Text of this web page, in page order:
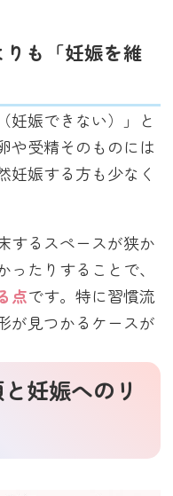
りも「妊娠を維
妊娠できない）」と
や受精そのものには
妊娠する方も少なく
するスペースが狭か
たりすることで、
点です。特に習慣流
が見つかるケースが
妊娠へのリ